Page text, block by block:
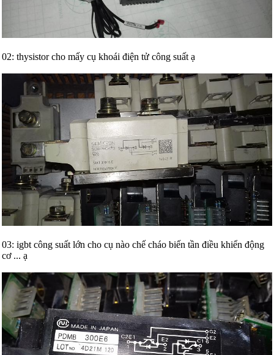
02: thysistor cho mấy cụ khoái điện tử công suất ạ
03: igbt công suất lớn cho cụ nào chế cháo biến tần điều khiển động
cơ ... ạ